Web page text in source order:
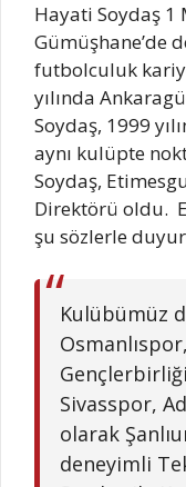
Hayati Soydaş 1
Gümüşhane’de
futbolculuk
yılında
Soydaş, 1999
aynı kulüpte
Soydaş,
Direktörü oldu.
şu sözlerle
Kulübümüz
Sivasspor,
olarak
deneyimli